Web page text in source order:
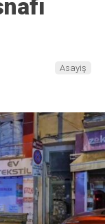
Asayiş